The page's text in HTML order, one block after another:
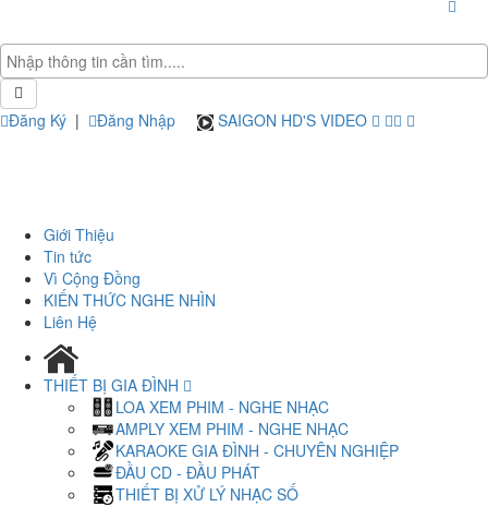
Đăng Ký | Đăng Nhập SAIGON HD'S VIDEO
Giới Thiệu
Tin tức
Vì Cộng Đồng
KIẾN THỨC NGHE NHÌN
Liên Hệ
THIẾT BỊ GIA ĐÌNH
LOA XEM PHIM - NGHE NHẠC
AMPLY XEM PHIM - NGHE NHẠC
KARAOKE GIA ĐÌNH - CHUYÊN NGHIỆP
ĐẦU CD - ĐẦU PHÁT
THIẾT BỊ XỬ LÝ NHẠC SỐ